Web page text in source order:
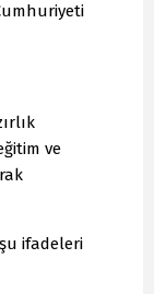
ve
ifadeleri